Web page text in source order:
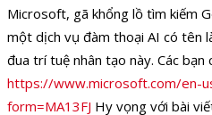
Microsoft, gã khổng lồ tìm kiếm
một dịch vụ đàm thoại AI có tên
đua trí tuệ nhân tạo này. Các
https://www.microsoft.com/en-
form=MA13FJ Hy vọng với bài